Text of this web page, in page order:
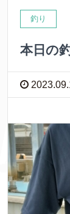
釣り
本日の